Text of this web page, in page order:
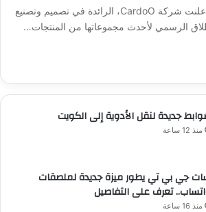
كتب حاتم عبدالرحيم أعلنت شركة CardoO، الرائدة في تصميم وتصنيع
الرسمي لأحدث مجموعاتها من المنتجات…
جديدة لنقل الأدوية إلى الكويت
منذ 12 ساعة
جي بي تي يطور ميزة جديدة لملصقات
تعرف على التفاصيل
منذ 16 ساعة